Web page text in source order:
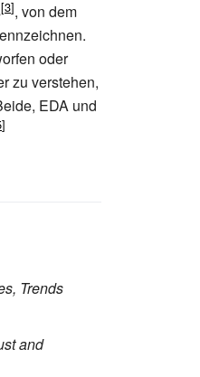
, von dem
oder
zu verstehen,
EDA und
Trends
and